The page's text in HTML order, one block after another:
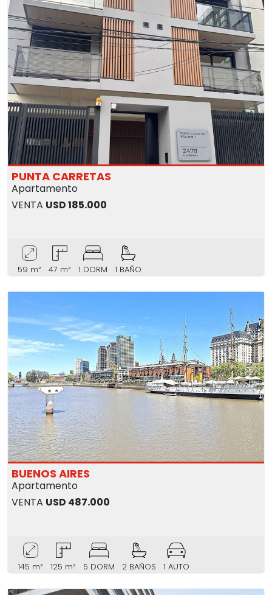
PUNTA CARRETAS
Apartamento
VENTA USD 185.000
59 m² 47 m² 1 DORM 1 BAÑO
BUENOS AIRES
Apartamento
VENTA USD 487.000
145 m² 125 m² 5 DORM 2 BAÑOS 1 AUTO